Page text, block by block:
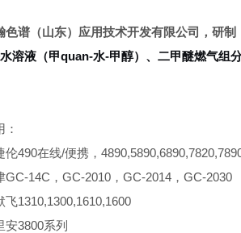
色谱（山东）应用技术开发有限公司，研制
溶液（甲quan-水-甲醇）、二甲醚燃气组
：
伦490在线/便携，
GC-14C，GC-2010，GC-2014，GC-2030
飞1310,1300,1610,1600
安3800系列